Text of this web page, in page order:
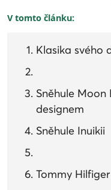
V tomto článku:
Klasika svého
Sněhule
designem
Sněhule Inuikii
Tommy